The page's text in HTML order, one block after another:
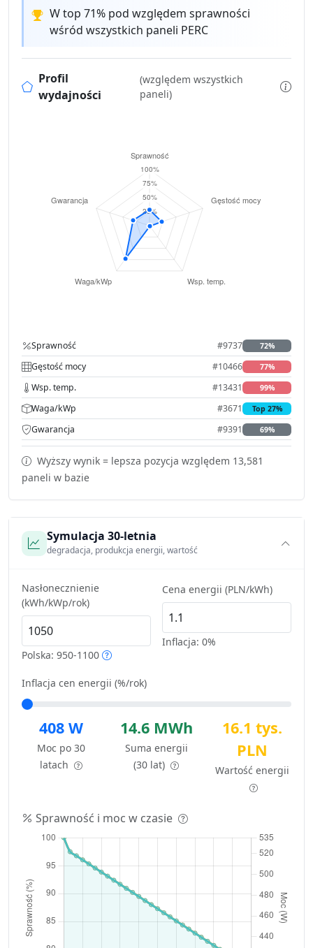
W top 71% pod względem sprawności
wśród wszystkich paneli PERC
Profil
wydajności
(względem wszystkich
paneli)
Sprawność #9737 72%
Gęstość mocy #10466 77%
Wsp. temp. #13431 99%
Waga/kWp #3671 Top 27%
Gwarancja #9391 69%
Wyższy wynik = lepsza pozycja względem 13,581
paneli w bazie
Symulacja 30-letnia
degradacja, produkcja energii, wartość
Nasłonecznienie
(kWh/kWp/rok)
Polska: 950-1100
Cena energii (PLN/kWh)
Inflacja: 0%
Inflacja cen energii (%/rok)
408 W
Moc po 30
latach
14.6 MWh
Suma energii
(30 lat)
16.1 tys.
PLN
Wartość energii
Sprawność i moc w czasie